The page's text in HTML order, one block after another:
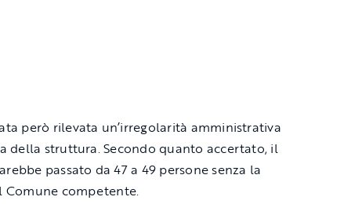
però rilevata un’irregolarità amministrativa
della struttura. Secondo quanto accertato, il
passato da 47 a 49 persone senza la
Comune competente.